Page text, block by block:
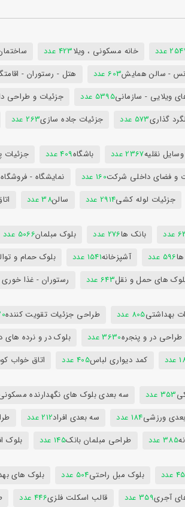
عدد خانه مسکونی ، ویلا423 عدد
- سالن همایش603 عدد هتل - رستوران -
ویلایی - سازمانی5395 عدد جزئیات و طراحی
گذاری573 عدد جزئیات جاده سازی263 عدد
نقلیه2367 عدد باشگاه409 عدد جزئیات
و فضای داخلی شرکت160 عدد نمایشگاه -
جزئیات لوله کشی2914 عدد سالن38 عدد
بانک ها276 عدد بلوک مبلمان5066 عدد
596 عدد آشپزخانه1541 عدد بلوک حمام و
های حمل و نقل643 عدد رستوران - غذا
بهداشتی805 عدد طراحی جزئیات تقویت کننده
طراحی در و پنجره3630 عدد بلوک در و نرده های
کمد دیواری لباس405 عدد اتاق خواب
353 عدد سه بعدی بلوک های نگهدارنده
ورزشی184 عدد سه بعدی افراد212 عدد
385 عدد طراحی مبلمان بانک145 عدد بلوک
45 عدد بلوک مبل راحتی504 عدد بلوک های
آجری359 عدد قالب اسکلت فلزی446 عدد